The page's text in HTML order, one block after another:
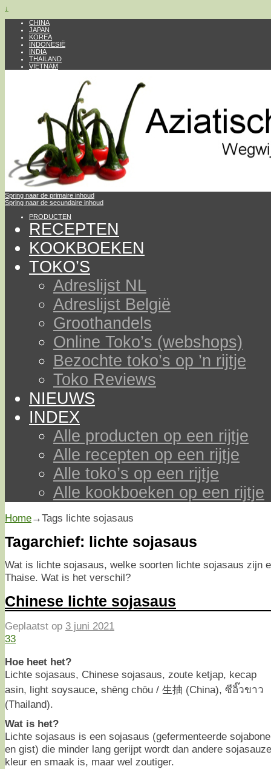
↓
CHINA
JAPAN
KOREA
INDONESIË
INDIA
THAILAND
VIETNAM
Spring naar de primaire inhoud
Spring naar de secundaire inhoud
PRODUCTEN
RECEPTEN
KOOKBOEKEN
TOKO’S
Adreslijst NL
Adreslijst België
Groothandels
Online Toko’s (webshops)
Bezochte toko’s op ’n rijtje
Toko Reviews
NIEUWS
INDEX
Alle producten op een rijtje
Alle recepten op een rijtje
Alle toko’s op een rijtje
Alle kookboeken op een rijtje
Home→Tags lichte sojasaus
Tagarchief: lichte sojasaus
Wat is lichte sojasaus, welke soorten lichte sojasaus zijn
Thaise. Wat is het verschil?
Chinese lichte sojasaus
Geplaatst op 3 juni 2021
33
Hoe heet het?
Lichte sojasaus, Chinese sojasaus, zoute ketjap, kecap
asin, light soysauce, shēng chōu / 生抽 (China), ซีอิ๊วขาว
(Thailand).
Wat is het?
Lichte sojasaus is een sojasaus (gefermenteerde
en gist) die minder lang gerijpt wordt dan andere
kleur en smaak is, maar wel zoutiger.